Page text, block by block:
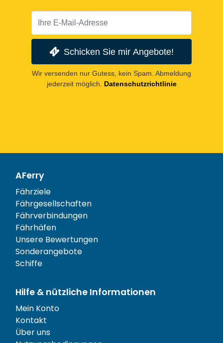
Schicken Sie mir Angebote!
Wir versenden nur Gutess, kein Spam. Abmeldung
jederzeit möglich.
Datenschutzrichtlinie
AFerry
Fährziele
Fährgesellschaften
Fährverbindungen
Fährhäfen
Unsere Bewertungen
Sonderangebote
Schiffe
Hilfe & nützliche Informationen
Mein Konto
Kontakt
Über uns